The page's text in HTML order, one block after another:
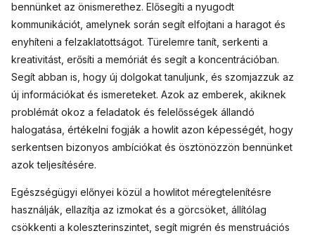
bennünket az önismerethez. Elősegíti a nyugodt
kommunikációt, amelynek során segít elfojtani a haragot és
enyhíteni a felzaklatottságot. Türelemre tanít, serkenti a
kreativitást, erősíti a memóriát és segít a koncentrációban.
Segít abban is, hogy új dolgokat tanuljunk, és szomjazzuk az
új információkat és ismereteket. Azok az emberek, akiknek
problémát okoz a feladatok és felelősségek állandó
halogatása, értékelni fogják a howlit azon képességét, hogy
serkentsen bizonyos ambíciókat és ösztönözzön bennünket
azok teljesítésére.
Egészségügyi előnyei közül a howlitot méregtelenítésre
használják, ellazítja az izmokat és a görcsöket, állítólag
csökkenti a koleszterinszintet, segít migrén és menstruációs